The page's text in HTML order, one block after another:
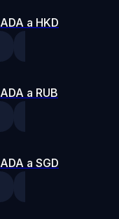
ADA a HKD
ADA a RUB
ADA a SGD